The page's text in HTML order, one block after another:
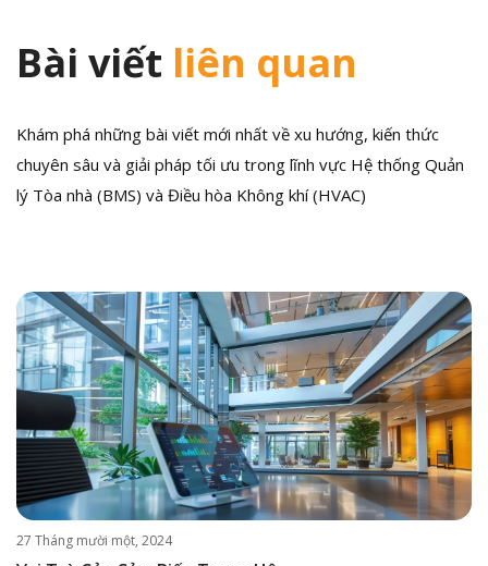
Bài viết liên quan
Khám phá những bài viết mới nhất về xu hướng, kiến thức
chuyên sâu và giải pháp tối ưu trong lĩnh vực Hệ thống Quản
lý Tòa nhà (BMS) và Điều hòa Không khí (HVAC)
27 Tháng mười một, 2024